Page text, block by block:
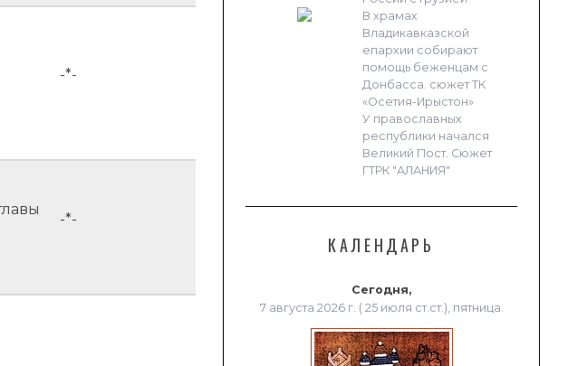
В храмах
Владикавказской
епархии собирают
помощь беженцам с
Донбасса. сюжет ТК
«Осетия-Ирыстон»
У православных
республики начался
Великий Пост. Сюжет
ГТРК "АЛАНИЯ"
КАЛЕНДАРЬ
Сегодня,
7 августа 2026 г. ( 25 июля ст.ст.), пятница.
-*-
-*-